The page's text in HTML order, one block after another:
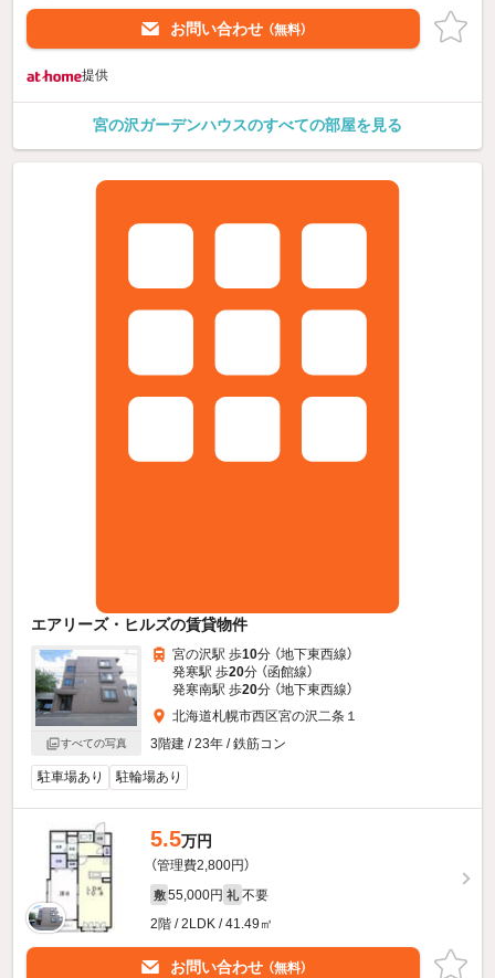
お問い合わせ （無料）
提供
宮の沢ガーデンハウスのすべての部屋を見る
エアリーズ・ヒルズの賃貸物件
すべての写真
宮の沢駅 歩10分 （地下東西線）
発寒駅 歩20分 （函館線）
発寒南駅 歩20分 （地下東西線）
北海道札幌市西区宮の沢二条１
3階建 / 23年 / 鉄筋コン
駐車場あり 駐輪場あり
5.5万円
（管理費2,800円）
敷 55,000円 礼 不要
2階 / 2LDK / 41.49㎡
お問い合わせ （無料）